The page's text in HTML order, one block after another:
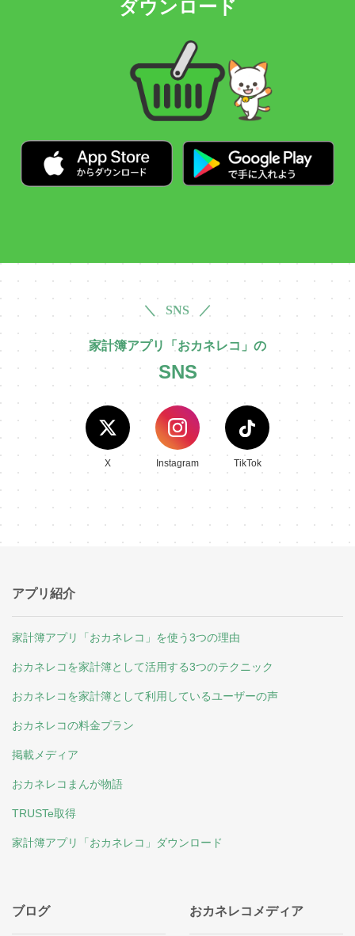
ダウンロード
＼ SNS ／
家計簿アプリ「おカネレコ」の
SNS
X Instagram TikTok
アプリ紹介
家計簿アプリ「おカネレコ」を使う3つの理由
おカネレコを家計簿として活用する3つのテクニック
おカネレコを家計簿として利用しているユーザーの声
おカネレコの料金プラン
掲載メディア
おカネレコまんが物語
TRUSTe取得
家計簿アプリ「おカネレコ」ダウンロード
ブログ おカネレコメディア